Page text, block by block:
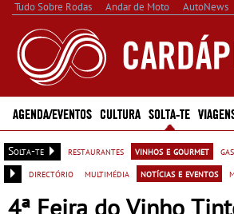
Tudo Sobre Rodas Andar de Moto AutoNews
AGENDA/EVENTOS CULTURA SOLTA-TE
Solta-te restaurantes vinhos e gourmet
directório
multimédia notícias e eventos
4ª Feira do Vinho